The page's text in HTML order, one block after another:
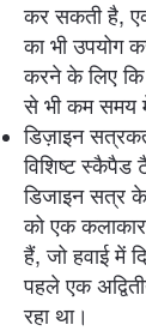
कर सकती है,
का भी उपयोग
करने के लिए कि
से भी कम समय
डिज़ाइन
विशिष्ट स्कैपैड
डिजाइन सत्र
को एक
हैं, जो हवाई में
पहले एक
रहा था।